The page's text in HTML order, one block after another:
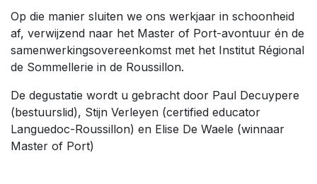
Op die manier sluiten we ons werkjaar in schoonheid
af, verwijzend naar het Master of Port-avontuur én de
samenwerkingsovereenkomst met het Institut Régional
de Sommellerie in de Roussillon.
De degustatie wordt u gebracht door Paul Decuypere
(bestuurslid), Stijn Verleyen (certified educator
Languedoc-Roussillon) en Elise De Waele (winnaar
Master of Port)